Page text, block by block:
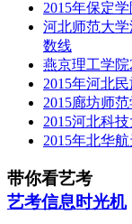
2015年保定
河北师范大
数线
燕京理工学
2015年河北
2015廊坊师
2015河北科
2015年北华
带你看艺考
艺考信息时光机